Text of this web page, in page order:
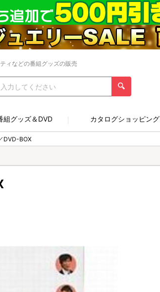
ィなどの番組グッズの販売
組グッズ＆DVD カタログショッピング
DVD-BOX